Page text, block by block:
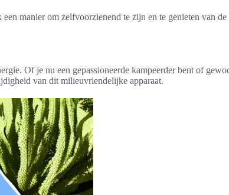
manier om zelfvoorzienend te zijn en te genieten van de
Of je nu een gepassioneerde kampeerder bent of
van dit milieuvriendelijke apparaat.